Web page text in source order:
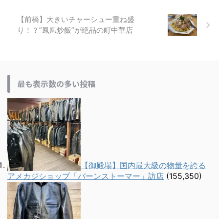
【前橋】大きいチャーシュー重ね盛
り！？”鳳凰炒飯”が絶品の町中華店
最も表示数の多い投稿
【御殿場】国内最大級の物量を誇る
アメカジショップ「バーンストーマー」訪店 (155,350)